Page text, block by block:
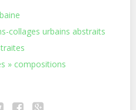
collages urbains abstraits
» compositions